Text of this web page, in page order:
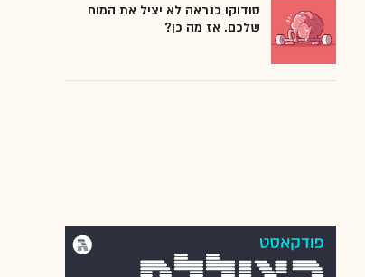
סודוקו כנראה לא יציל את המוח
שלכם. אז מה כן?